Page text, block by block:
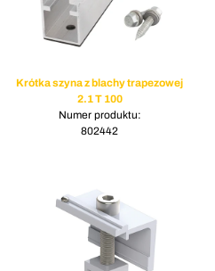
Krótka szyna z blachy trapezowej
2.1 T 100
Numer produktu:
802442